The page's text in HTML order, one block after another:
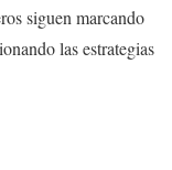
siguen marcando
las estrategias